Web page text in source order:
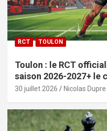
RCT TOULON
Toulon : le RCT
saison 2026-2027+ le
30 juillet 2026 Nicolas Dupre